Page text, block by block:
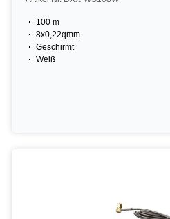
100 m
8x0,22qmm
Geschirmt
Weiß